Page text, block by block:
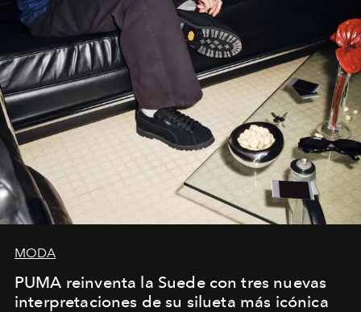
MODA
PUMA reinventa la Suede con tres nuevas
interpretaciones de su silueta más icónica